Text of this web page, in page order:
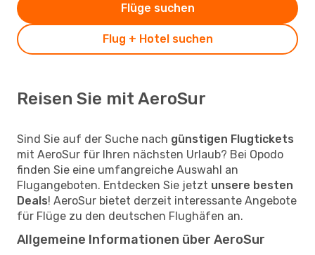
Flug + Hotel suchen
Flüge suchen
Reisen Sie mit AeroSur
Sind Sie auf der Suche nach günstigen Flugtickets
mit AeroSur für Ihren nächsten Urlaub? Bei Opodo
finden Sie eine umfangreiche Auswahl an
Flugangeboten. Entdecken Sie jetzt unsere besten
Deals! AeroSur bietet derzeit interessante Angebote
für Flüge zu den deutschen Flughäfen an.
Allgemeine Informationen über AeroSur